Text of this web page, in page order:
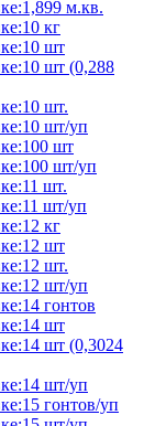
м.кв.
кг
шт
шт (0,288
шт.
шт/уп
шт
шт/уп
шт.
шт/уп
кг
шт
шт.
шт/уп
гонтов
шт
шт (0,3024
шт/уп
гонтов/уп